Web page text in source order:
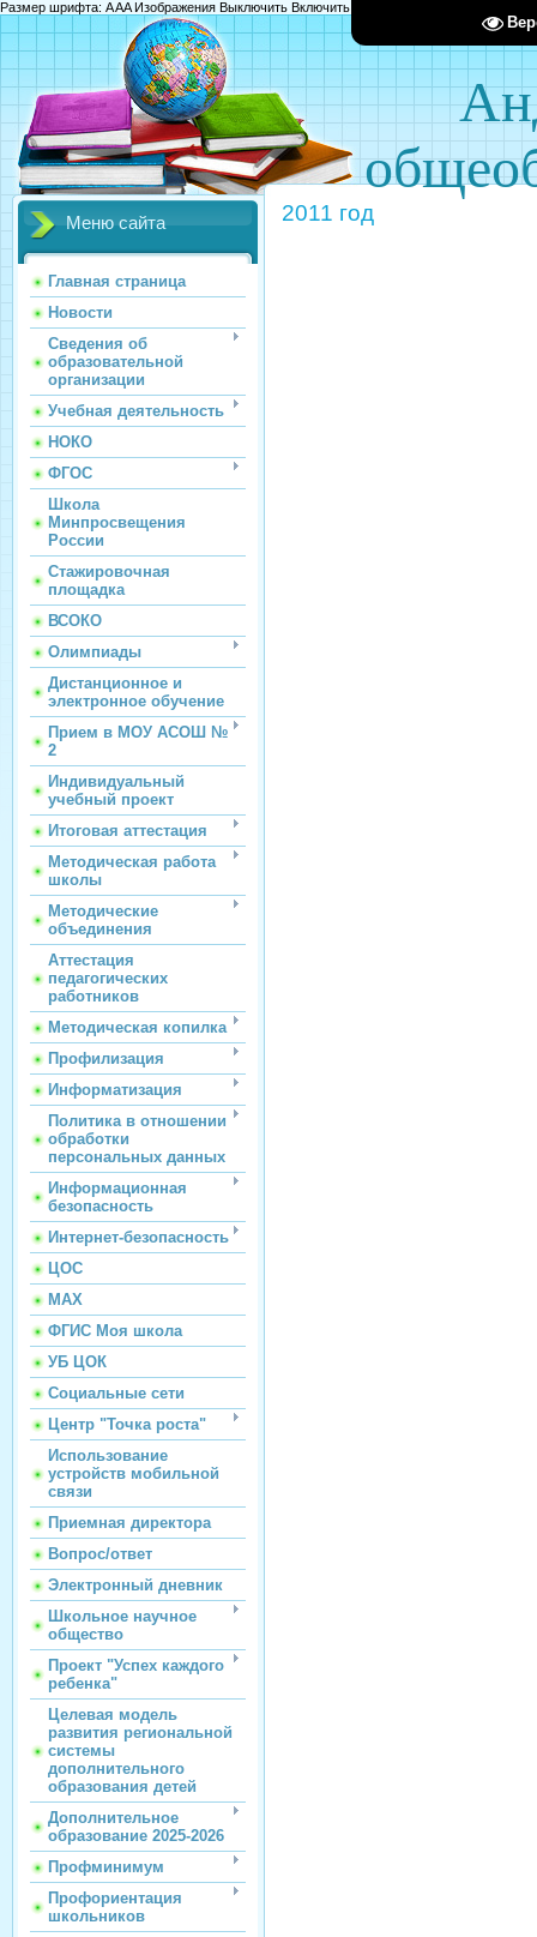
Размер шрифта: AAAИзображения Выключить Включить
Меню сайта
Главная страница
Новости
Сведения об
образовательной
организации
Учебная деятельность
НОКО
ФГОС
Школа
Минпросвещения
России
Стажировочная
площадка
ВСОКО
Олимпиады
Дистанционное и
электронное обучение
Прием в МОУ АСОШ №
2
Индивидуальный
учебный проект
Итоговая аттестация
Методическая работа
школы
Методические
объединения
Аттестация
педагогических
работников
Методическая копилка
Профилизация
Информатизация
Политика в отношении
обработки
персональных данных
Информационная
безопасность
Интернет-безопасность
ЦОС
МАХ
ФГИС Моя школа
УБ ЦОК
Социальные сети
Центр "Точка роста"
Использование
устройств мобильной
связи
Приемная директора
Вопрос/ответ
Электронный дневник
Школьное научное
общество
Проект "Успех каждого
ребенка"
Целевая модель
развития региональной
системы
дополнительного
образования детей
Дополнительное
образование 2025-2026
Профминимум
Профориентация
школьников
2011 год